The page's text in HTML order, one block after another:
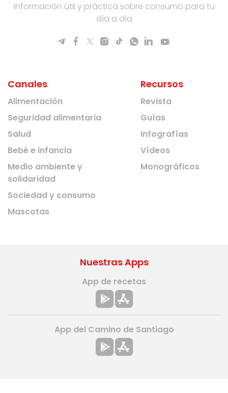
Información útil y práctica sobre consumo para tu
día a día
Canales
Alimentación
Seguridad alimentaria
Salud
Bebé e infancia
Medio ambiente y
solidaridad
Sociedad y consumo
Mascotas
Recursos
Revista
Guías
Infografías
Vídeos
Monográficos
Nuestras Apps
App de recetas
App del Camino de Santiago